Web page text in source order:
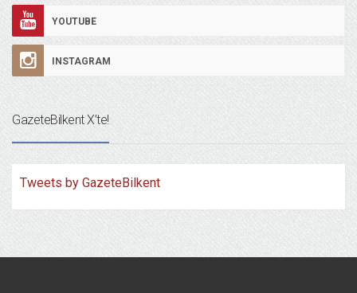
YOUTUBE
INSTAGRAM
GazeteBilkent X’te!
Tweets by GazeteBilkent